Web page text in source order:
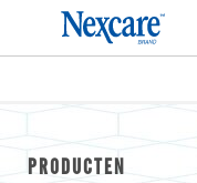
PRODUCTEN